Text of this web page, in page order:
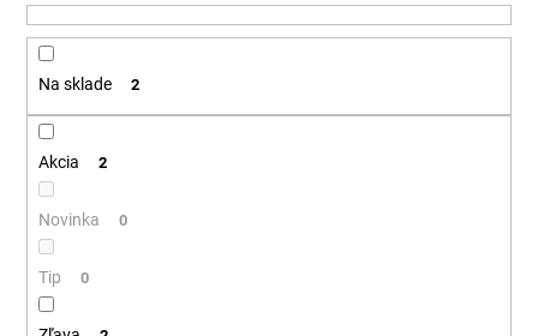
u
k
Na sklade 2
Akcia 2
Novinka 0
Tip 0
á
ť